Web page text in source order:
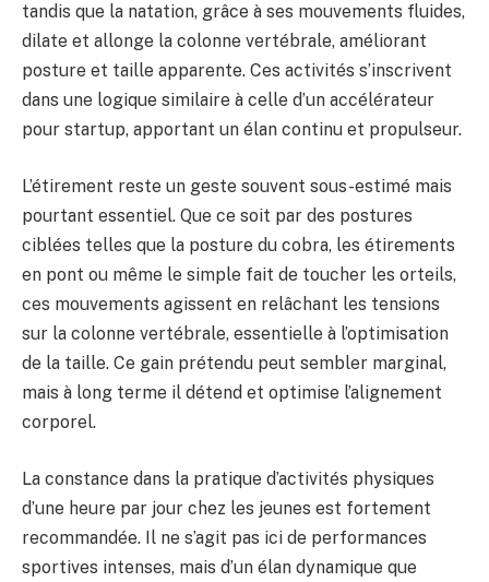
tandis que la natation, grâce à ses mouvements fluides,
dilate et allonge la colonne vertébrale, améliorant
posture et taille apparente. Ces activités s’inscrivent
dans une logique similaire à celle d’un accélérateur
pour startup, apportant un élan continu et propulseur.
L’étirement reste un geste souvent sous-estimé mais
pourtant essentiel. Que ce soit par des postures
ciblées telles que la posture du cobra, les étirements
en pont ou même le simple fait de toucher les orteils,
ces mouvements agissent en relâchant les tensions
sur la colonne vertébrale, essentielle à l’optimisation
de la taille. Ce gain prétendu peut sembler marginal,
mais à long terme il détend et optimise l’alignement
corporel.
La constance dans la pratique d’activités physiques
d’une heure par jour chez les jeunes est fortement
recommandée. Il ne s’agit pas ici de performances
sportives intenses, mais d’un élan dynamique que